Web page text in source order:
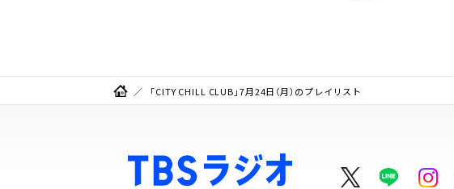
「CITY CHILL CLUB」7月24日（月）のプレイリスト